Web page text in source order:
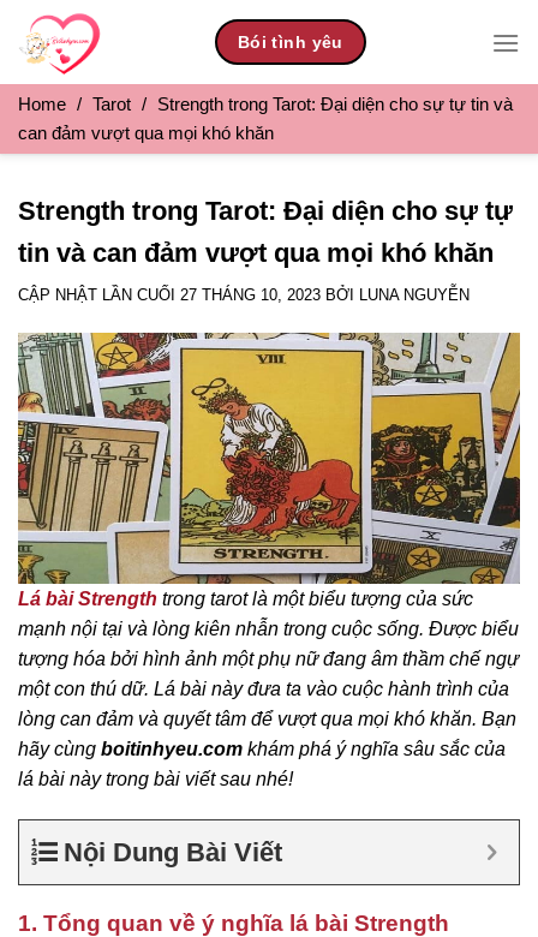
content
Bói tình yêu
Home / Tarot / Strength trong Tarot: Đại diện cho sự tự tin và
can đảm vượt qua mọi khó khăn
Strength trong Tarot: Đại diện cho sự tự
tin và can đảm vượt qua mọi khó khăn
CẬP NHẬT LẦN CUỐI 27 THÁNG 10, 2023 BỞI LUNA NGUYỄN
Lá bài Strength trong tarot là một biểu tượng của sức
mạnh nội tại và lòng kiên nhẫn trong cuộc sống. Được biểu
tượng hóa bởi hình ảnh một phụ nữ đang âm thầm chế ngự
một con thú dữ. Lá bài này đưa ta vào cuộc hành trình của
lòng can đảm và quyết tâm để vượt qua mọi khó khăn. Bạn
hãy cùng boitinhyeu.com khám phá ý nghĩa sâu sắc của
lá bài này trong bài viết sau nhé!
Nội Dung Bài Viết
1. Tổng quan về ý nghĩa lá bài Strength